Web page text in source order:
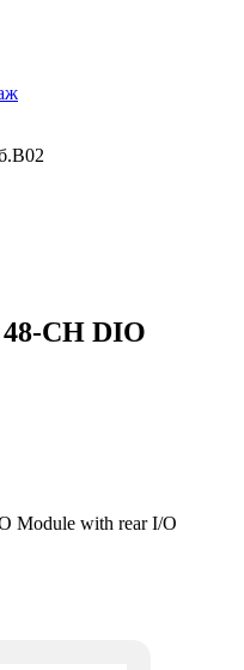
CH DIO
Module with rear I/O